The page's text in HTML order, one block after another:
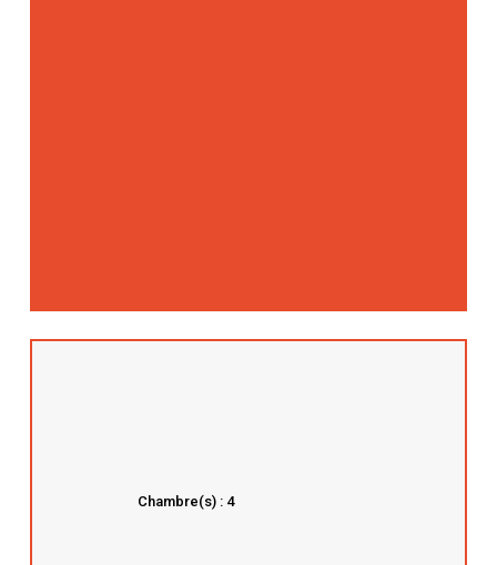
Chambre(s) : 4